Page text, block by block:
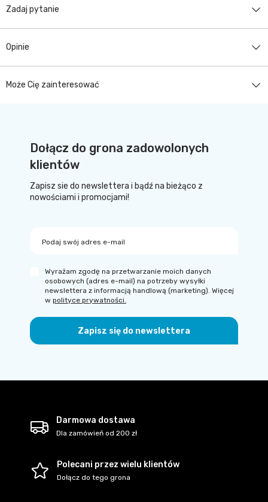
Zadaj pytanie
Opinie
Może Cię zainteresować
Dołącz do grona zadowolonych
klientów
Zapisz sie do newslettera i bądź na bieżąco z
nowościami i promocjami!
Podaj swój adres e-mail
Zapisz się do newslettera
Wyrażam zgodę na przetwarzanie moich danych
osobowych (adres e-mail) na potrzeby wysyłki
newslettera z informacją handlową (marketing). Więcej
w polityce prywatności.
Darmowa dostawa
Dla zamówień od 200 zł
Polecani przez wielu klientów
Dołącz do tego grona